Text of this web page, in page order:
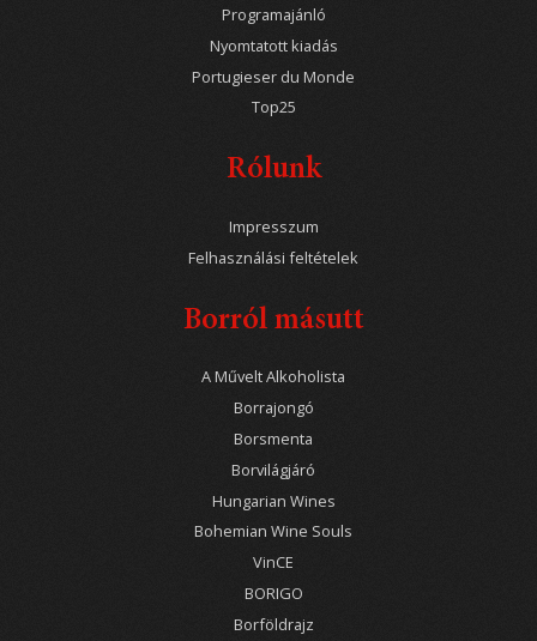
Programajánló
Nyomtatott kiadás
Portugieser du Monde
Top25
Rólunk
Impresszum
Felhasználási feltételek
Borról másutt
A Művelt Alkoholista
Borrajongó
Borsmenta
Borvilágjáró
Hungarian Wines
Bohemian Wine Souls
VinCE
BORIGO
Borföldrajz